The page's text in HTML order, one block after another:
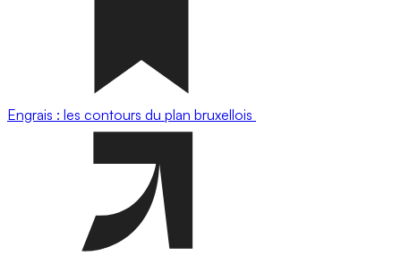
Engrais : les contours du plan bruxellois